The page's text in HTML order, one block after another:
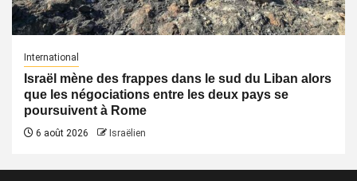
International
Israël mène des frappes dans le sud du Liban alors
que les négociations entre les deux pays se
poursuivent à Rome
6 août 2026 Israëlien